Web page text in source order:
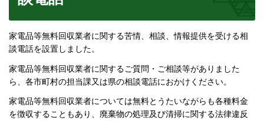
家電品等無料回収業者に関する苦情、相談、情報提供を受ける相
談電話を設置しました。
家電品等無料回収業者に関するご質問・ご相談等がありました
ら、各市町村の担当課又は県の相談電話におかけください。
家電品等無料回収業者については無料とうたいながらも各種料金
を徴収することもあり、廃棄物の処理及び清掃に関する法律違反